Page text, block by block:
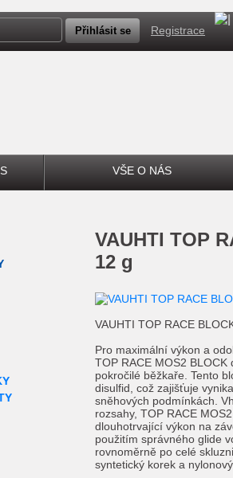
Registrace
VŠE O NÁS
VAUHTI TOP RACE BLOCK yellow
12 g
VAUHTI TOP RACE
Pro maximální výkon a
TOP RACE MOS2
pokročilé běžkaře. Tento
disulfid, což zajišťuje
sněhových podmínkách.
rozsahy, TOP RACE
dlouhotrvající výkon na
použitím správného glide
rovnoměrně po celé
syntetický korek a